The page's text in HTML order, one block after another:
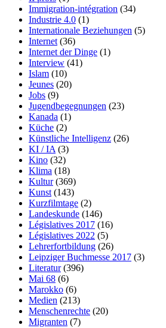
Immigration-intégration (34)
Industrie 4.0 (1)
Internationale Beziehungen (5)
Internet (36)
Internet der Dinge (1)
Interview (41)
Islam (10)
Jeunes (20)
Jobs (9)
Jugendbegegnungen (23)
Kanada (1)
Küche (2)
Künstliche Intelligenz (26)
KI / IA (3)
Kino (32)
Klima (18)
Kultur(369)
Kunst (143)
Kurzfilmtage (2)
Landeskunde (146)
Législatives 2017 (16)
Législatives 2022 (5)
Lehrerfortbildung (26)
Leipziger Buchmesse 2017 (3)
Literatur(396)
Mai 68 (6)
Marokko (6)
Medien (213)
Menschenrechte (20)
Migranten (7)